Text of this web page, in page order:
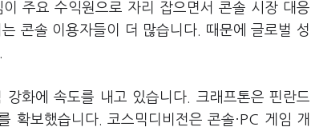
주요 수익원으로 자리 잡으면서 콘솔 시장 대응
콘솔 이용자들이 더 많습니다. 때문에 글로벌 성
강화에 속도를 내고 있습니다. 크래프톤은 핀란드
보했습니다. 코스믹디비전은 콘솔·PC 게임 개